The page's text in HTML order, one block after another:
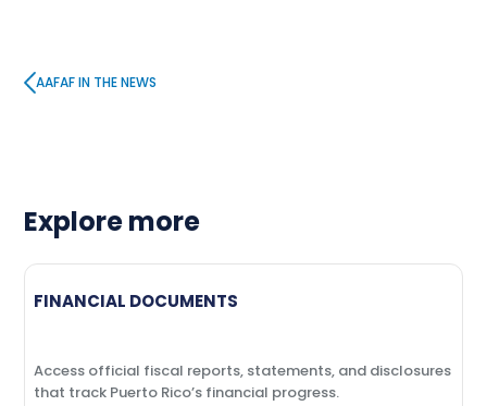
AAFAF IN THE NEWS
Explore more
FINANCIAL DOCUMENTS
Access official fiscal reports, statements, and disclosures
that track Puerto Rico’s financial progress.